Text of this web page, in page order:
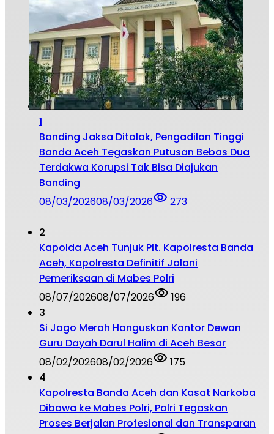
1
Banding Jaksa Ditolak, Pengadilan Tinggi
Banda Aceh Tegaskan Putusan Bebas Dua
Terdakwa Korupsi Tak Bisa Diajukan
Banding
08/03/202608/03/2026 273
2
Kapolda Aceh Tunjuk Plt. Kapolresta Banda
Aceh, Kapolresta Definitif Jalani
Pemeriksaan di Mabes Polri
08/07/202608/07/2026
196
3
Si Jago Merah Hanguskan Kantor Dewan
Guru Dayah Darul Halim di Aceh Besar
08/02/202608/02/2026
175
4
Kapolresta Banda Aceh dan Kasat Narkoba
Dibawa ke Mabes Polri, Polri Tegaskan
Proses Berjalan Profesional dan Transparan